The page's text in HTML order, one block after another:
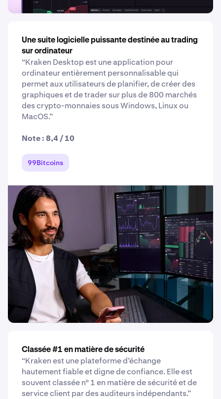
Une suite logicielle puissante destinée au trading
sur ordinateur
“Kraken Desktop est une application pour
ordinateur entièrement personnalisable qui
permet aux utilisateurs de planifier, de créer des
graphiques et de trader sur plus de 800 marchés
des crypto-monnaies sous Windows, Linux ou
MacOS.”
Note : 8,4 / 10
99Bitcoins
Classée #1 en matière de sécurité
“Kraken est une plateforme d’échange
hautement fiable et digne de confiance. Elle est
souvent classée n° 1 en matière de sécurité et de
service client par des auditeurs indépendants.”